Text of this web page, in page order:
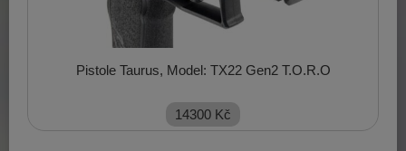
Pistole Taurus, Model: TX22 Gen2 T.O.R.O
14300 Kč